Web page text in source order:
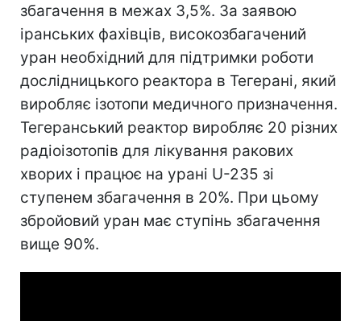
збагачення в межах 3,5%. За заявою
іранських фахівців, високозбагачений
уран необхідний для підтримки роботи
дослідницького реактора в Тегерані, який
виробляє ізотопи медичного призначення.
Тегеранський реактор виробляє 20 різних
радіоізотопів для лікування ракових
хворих і працює на урані U-235 зі
ступенем збагачення в 20%. При цьому
збройовий уран має ступінь збагачення
вище 90%.